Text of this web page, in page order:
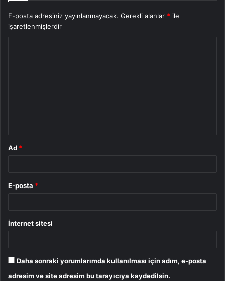
E-posta adresiniz yayınlanmayacak. Gerekli alanlar * ile
işaretlenmişlerdir
Ad *
E-posta *
İnternet sitesi
Daha sonraki yorumlarımda kullanılması için adım, e-posta
adresim ve site adresim bu tarayıcıya kaydedilsin.